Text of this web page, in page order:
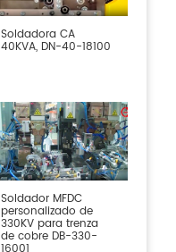
Soldadora CA
40KVA, DN-40-18100
Soldador MFDC
personalizado de
330KV para trenza
de cobre DB-330-